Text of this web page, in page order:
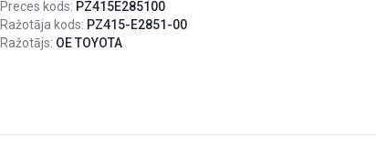
Preces kods: PZ415E285100
Ražotāja kods: PZ415-E2851-00
Ražotājs: OE TOYOTA